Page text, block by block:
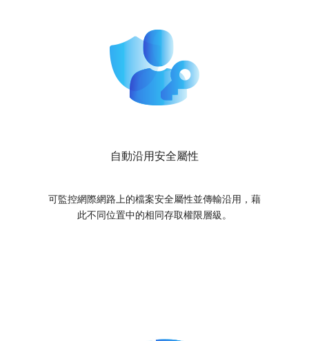
自動沿用安全屬性
可監控網際網路上的檔案安全屬性並傳輸沿用，藉
此不同位置中的相同存取權限層級。